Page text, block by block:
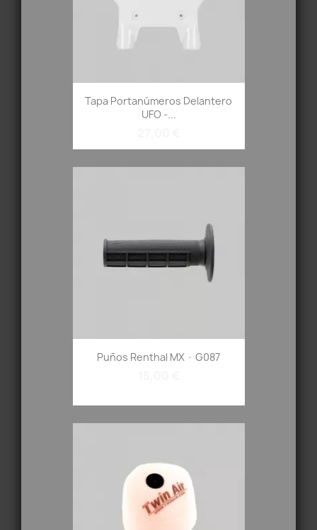
Tapa Portanúmeros Delantero
UFO -...
Puños Renthal MX · G087